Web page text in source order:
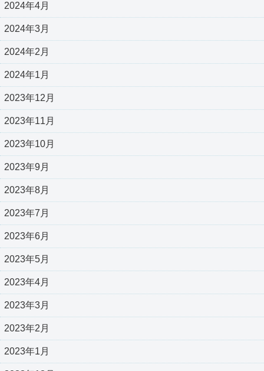
2024年4月
2024年3月
2024年2月
2024年1月
2023年12月
2023年11月
2023年10月
2023年9月
2023年8月
2023年7月
2023年6月
2023年5月
2023年4月
2023年3月
2023年2月
2023年1月